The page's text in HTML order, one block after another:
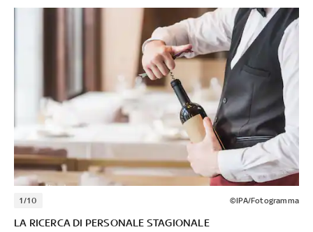
1/10 ©IPA/Fotogramma
LA RICERCA DI PERSONALE STAGIONALE